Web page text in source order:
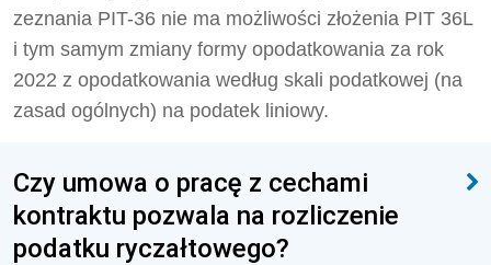
zeznania PIT-36 nie ma możliwości złożenia PIT 36L
i tym samym zmiany formy opodatkowania za rok
2022 z opodatkowania według skali podatkowej (na
zasad ogólnych) na podatek liniowy.
Czy umowa o pracę z cechami
kontraktu pozwala na rozliczenie
podatku ryczałtowego?